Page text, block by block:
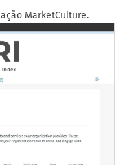
MarketCulture.